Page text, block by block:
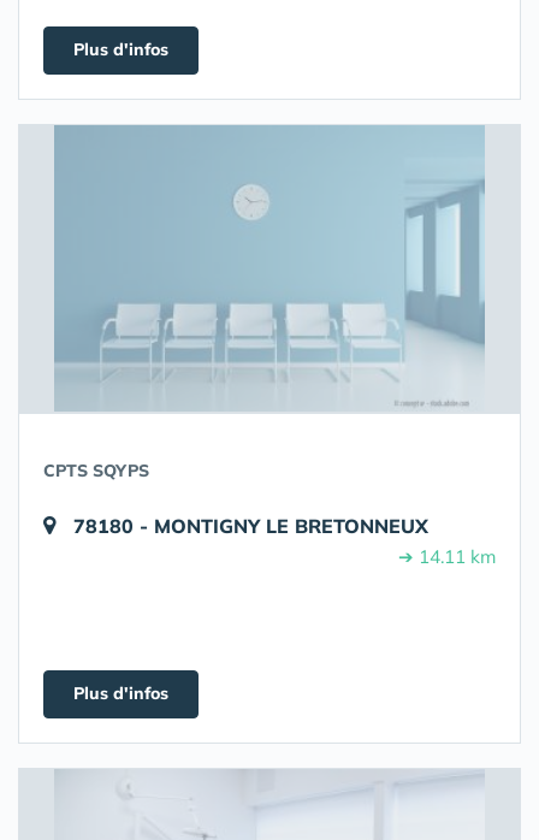
Plus d'infos
CPTS SQYPS
78180 - MONTIGNY LE BRETONNEUX
➔ 14.11 km
Plus d'infos